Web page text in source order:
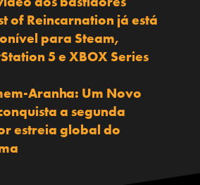
of Reincarnation já está
para Steam,
5 e XBOX Series
Aranha: Um Novo
a segunda
estreia global do